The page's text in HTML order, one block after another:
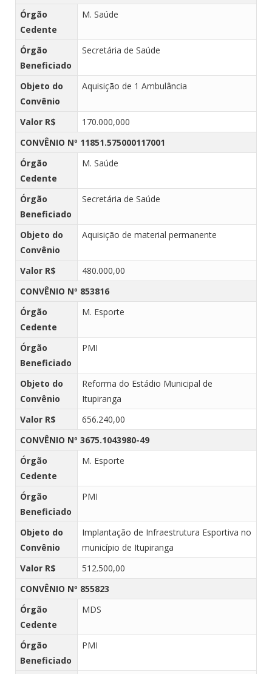
Órgão
Cedente
M. Saúde
Órgão
Beneficiado
Secretária de Saúde
Objeto do
Convênio
Aquisição de 1 Ambulância
Valor R$
170.000,000
CONVÊNIO Nº 11851.575000117001
Órgão
Cedente
M. Saúde
Órgão
Beneficiado
Secretária de Saúde
Objeto do
Convênio
Aquisição de material permanente
Valor R$
480.000,00
CONVÊNIO Nº 853816
Órgão
Cedente
M. Esporte
Órgão
Beneficiado
PMI
Objeto do
Convênio
Reforma do Estádio Municipal de
Itupiranga
Valor R$
656.240,00
CONVÊNIO Nº 3675.1043980-49
Órgão
Cedente
M. Esporte
Órgão
Beneficiado
PMI
Objeto do
Convênio
Implantação de Infraestrutura Esportiva no
município de Itupiranga
Valor R$
512.500,00
CONVÊNIO Nº 855823
Órgão
Cedente
MDS
Órgão
Beneficiado
PMI